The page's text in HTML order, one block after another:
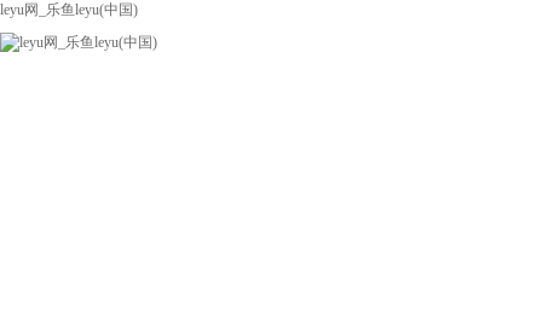
leyu网_乐鱼leyu(中国)